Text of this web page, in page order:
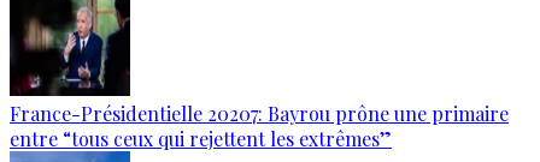
France-Présidentielle 20207: Bayrou prône une primaire
entre “tous ceux qui rejettent les extrêmes”